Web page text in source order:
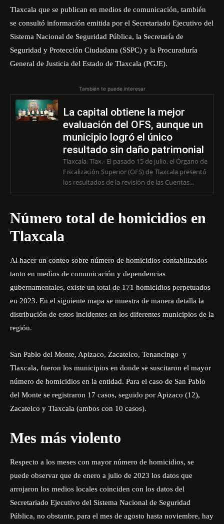
Tlaxcala que se publican en medios de comunicación, también
se consultó información emitida por el Secretariado Ejecutivo del
Sistema Nacional de Seguridad Pública, la Secretaría de
Seguridad y Protección Ciudadana (SSPC) y la Procuraduría
General de Justicia del Estado de Tlaxcala (PGJE).
También te puede interesar
La capital obtiene la mejor
evaluación del OFS, aunque un
municipio logró el único
resultado sin daño patrimonial
Tlaxcala, Tlax.- El pasado 15 de julio, el Órgano de
Fiscalización Superior (OFS) de Tlaxcala presentó
los resultados de la revisión de las Cuentas...
Número total de homicidios en
Tlaxcala
Al hacer un conteo sobre número de homicidios contabilizados
tanto en medios de comunicación y dependencias
gubernamentales, existe un total de 171 homicidios perpetuados
en 2023. En el siguiente mapa se muestra de manera detalla la
distribución de estos incidentes en los diferentes municipios de la
región.
San Pablo del Monte, Apizaco, Zacatelco, Tenancingo y
Tlaxcala, fueron los municipios en donde se suscitaron el mayor
número de homicidios en la entidad. Para el caso de San Pablo
del Monte se registraron 17 casos, seguido por Apizaco (12),
Zacatelco y Tlaxcala (ambos con 10 casos).
Mes más violento
Respecto a los meses con mayor número de homicidios, se
puede observar que de enero a julio de 2023 los datos que
arrojaron los medios locales coinciden con los datos del
Secretariado Ejecutivo del Sistema Nacional de Seguridad
Pública, no obstante, para el mes de agosto hasta noviembre, hay